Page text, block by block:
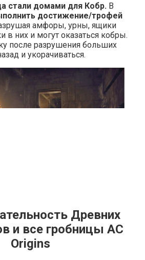
стали домами для Кобр. В
достижение/трофей
амфоры, урны, ящики
в них и могут оказаться кобры.
после разрушения больших
и укорачиваться.
Древних
и все гробницы AC
Origins